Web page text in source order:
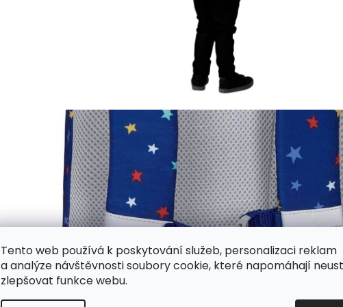
Tento web používá k poskytování služeb, personalizaci reklam
a analýze návštěvnosti soubory cookie, které napomáhají
zlepšovat funkce webu.